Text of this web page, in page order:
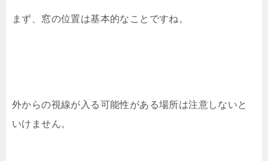
まず、窓の位置は基本的なことですね。
外からの視線が入る可能性がある場所は注意しないと
いけません。